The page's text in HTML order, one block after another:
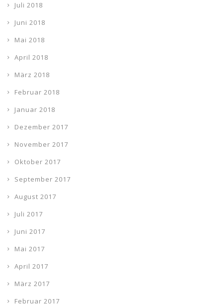
Juli 2018
Juni 2018
Mai 2018
April 2018
März 2018
Februar 2018
Januar 2018
Dezember 2017
November 2017
Oktober 2017
September 2017
August 2017
Juli 2017
Juni 2017
Mai 2017
April 2017
März 2017
Februar 2017